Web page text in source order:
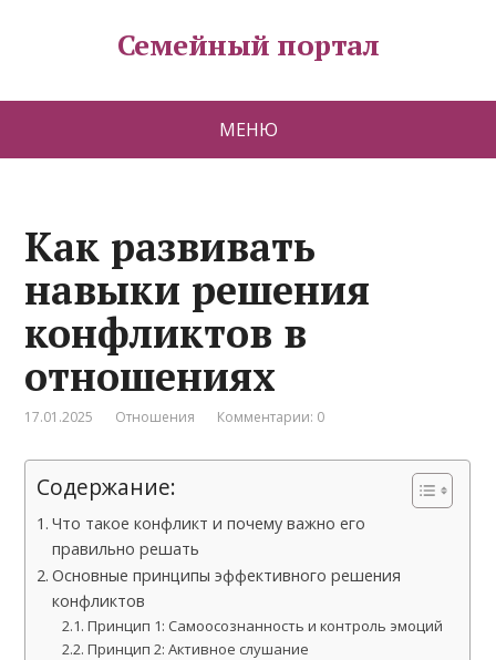
Семейный портал
МЕНЮ
Как развивать
навыки решения
конфликтов в
отношениях
17.01.2025 Отношения Комментарии: 0
Содержание:
Что такое конфликт и почему важно его
правильно решать
Основные принципы эффективного решения
конфликтов
Принцип 1: Самоосознанность и контроль эмоций
Принцип 2: Активное слушание